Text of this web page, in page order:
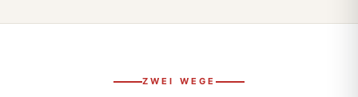
ZWEI WEGE